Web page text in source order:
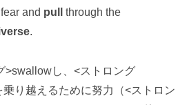
and pull
through the
.
>swallowし、<ストロング
り越えるために努力（<ストロン